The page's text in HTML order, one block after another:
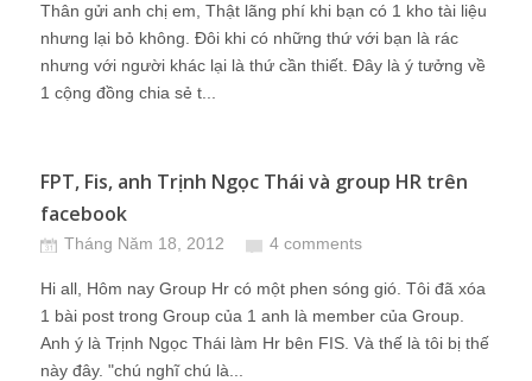
Thân gửi anh chị em, Thật lãng phí khi bạn có 1 kho tài liệu
nhưng lại bỏ không. Đôi khi có những thứ với bạn là rác
nhưng với người khác lại là thứ cần thiết. Đây là ý tưởng về
1 cộng đồng chia sẻ t...
FPT, Fis, anh Trịnh Ngọc Thái và group HR trên
facebook
Tháng Năm 18, 2012 4 comments
Hi all, Hôm nay Group Hr có một phen sóng gió. Tôi đã xóa
1 bài post trong Group của 1 anh là member của Group.
Anh ý là Trịnh Ngọc Thái làm Hr bên FIS. Và thế là tôi bị thế
này đây. "chú nghĩ chú là...